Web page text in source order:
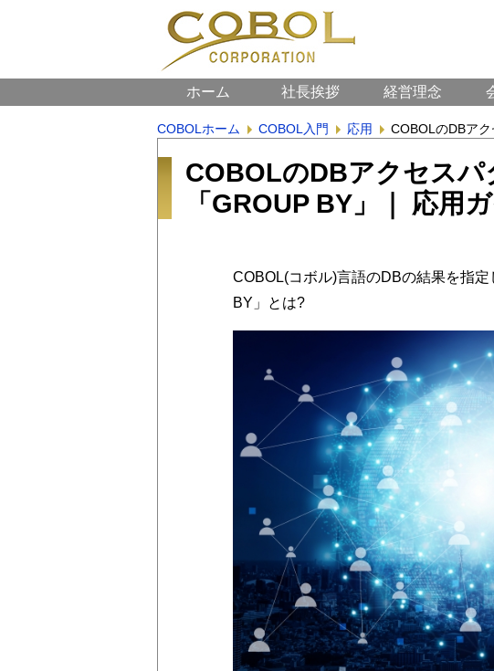
ホーム 社長挨拶 経営理念
COBOLホーム COBOL入門 応用 COBOLのDBアク
COBOLのDBアクセスパ
「GROUP BY」｜ 応用
COBOL(コボル)言語のDBの結果を指
BY」とは?